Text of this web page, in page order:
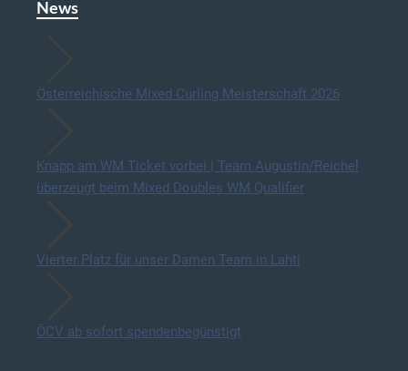
News
Österreichische Mixed Curling Meisterschaft 2026
Knapp am WM Ticket vorbei | Team Augustin/Reichel
überzeugt beim Mixed Doubles WM Qualifier
Vierter Platz für unser Damen Team in Lahti
ÖCV ab sofort spendenbegünstigt